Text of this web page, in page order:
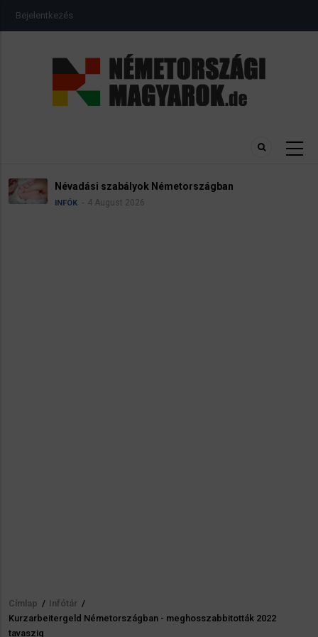
USER
ACCOUNT
Bejelentkezés
Névadási szabályok Németországban
INFÓK 4 August 2026
Morzsa
Címlap / Infótár /
Kurzarbeitergeld Németországban - meghosszabbitották 2022
tavaszig